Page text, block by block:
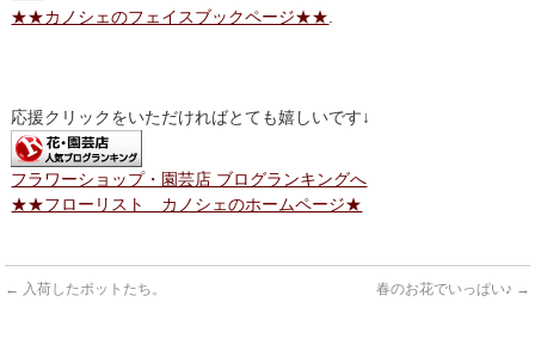
★★カノシェのフェイスブックページ★★.
応援クリックをいただければとても嬉しいです↓
フラワーショップ・園芸店 ブログランキングへ
★★フローリスト カノシェのホームページ★
← 入荷したポットたち。 春のお花でいっぱい♪ →